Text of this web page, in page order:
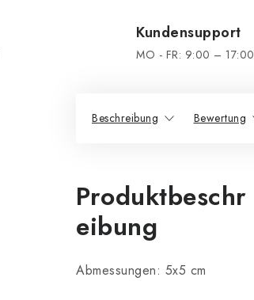
Kundensupport
MO - FR: 9:00 – 17:00
Beschreibung Bewertung
Produktbeschr
eibung
Abmessungen: 5x5 cm